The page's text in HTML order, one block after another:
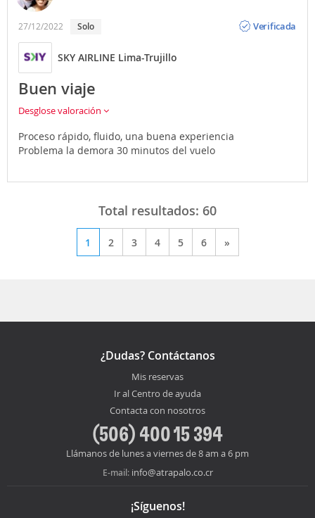
27/12/2022 Solo
Verificada
SKY AIRLINE Lima-Trujillo
Buen viaje
Desglose valoración
Proceso rápido, fluido, una buena experiencia
Problema la demora 30 minutos del vuelo
Total resultados: 60
1 2 3 4 5 6 »
¿Dudas? Contáctanos
Mis reservas
Ir al Centro de ayuda
Contacta con nosotros
(506) 400 15 394
Llámanos de lunes a viernes de 8 am a 6 pm
E-mail: info@atrapalo.co.cr
¡Síguenos!